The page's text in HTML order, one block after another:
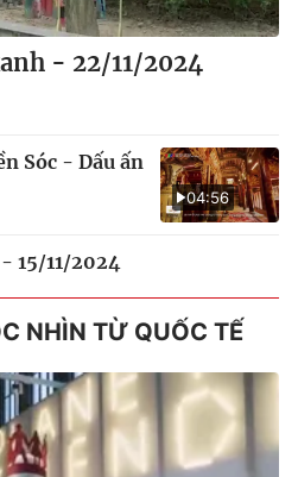
- 22/11/2024
04:56
Sóc - Dấu ấn
15/11/2024
NHÌN TỪ QUỐC TẾ